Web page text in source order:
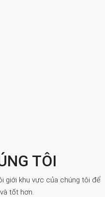
TÔI
giới khu vực của chúng tôi để
tốt hơn.